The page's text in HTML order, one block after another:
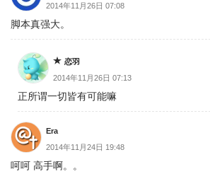
2014年11月26日 07:08
脚本真强大。
恋羽
2014年11月26日 07:13
正所谓一切皆有可能嘛
Era
2014年11月24日 19:48
呵呵 高手啊。。